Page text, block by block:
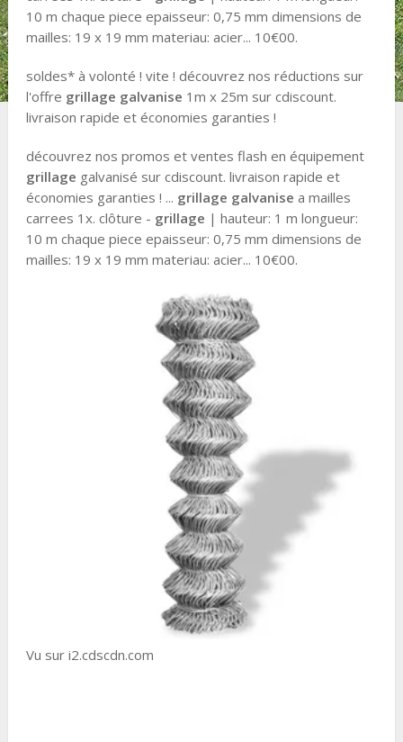
10 m chaque piece epaisseur: 0,75 mm dimensions de
mailles: 19 x 19 mm materiau: acier... 10€00.
soldes* à volonté ! vite ! découvrez nos réductions sur
l'offre grillage galvanise 1m x 25m sur cdiscount.
livraison rapide et économies garanties !
découvrez nos promos et ventes flash en équipement
grillage galvanisé sur cdiscount. livraison rapide et
économies garanties ! ... grillage galvanise a mailles
carrees 1x. clôture - grillage | hauteur: 1 m longueur:
10 m chaque piece epaisseur: 0,75 mm dimensions de
mailles: 19 x 19 mm materiau: acier... 10€00.
Vu sur i2.cdscdn.com